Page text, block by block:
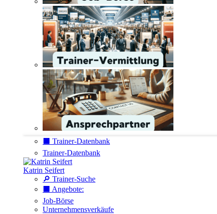
⬛️ Trainer-Datenbank
Trainer-Datenbank
Katrin Seifert
🔎 Trainer-Suche
⬛️ Angebote:
Job-Börse
Unternehmensverkäufe